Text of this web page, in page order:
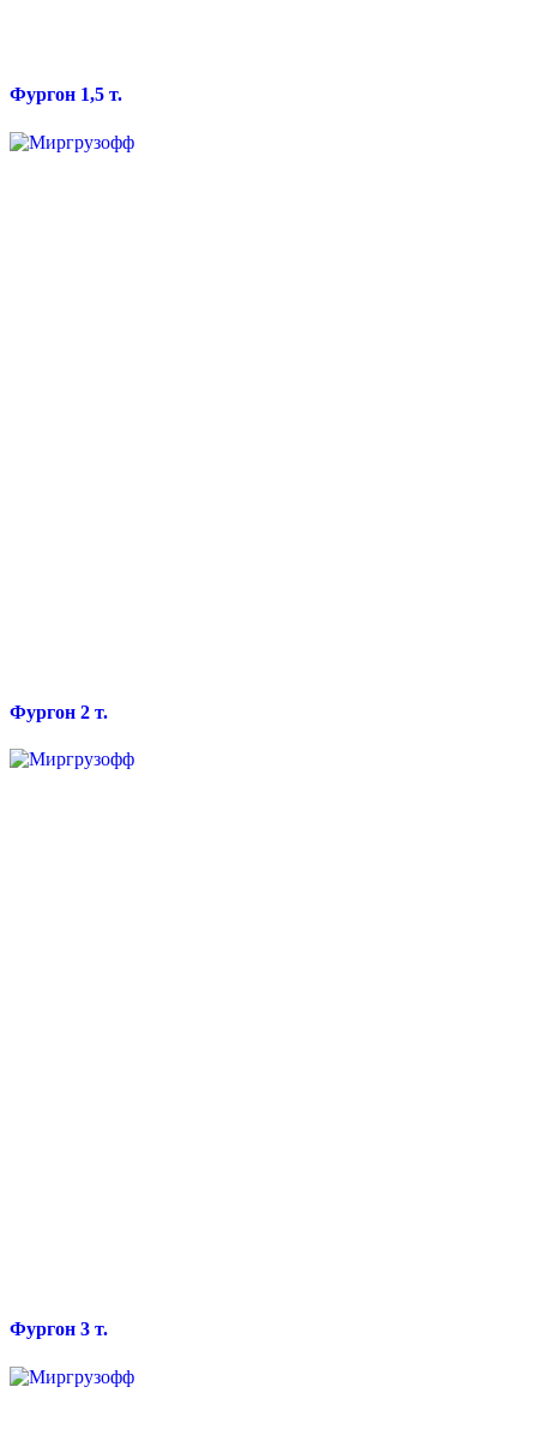
Фургон 1,5 т.
Фургон 2 т.
Фургон 3 т.